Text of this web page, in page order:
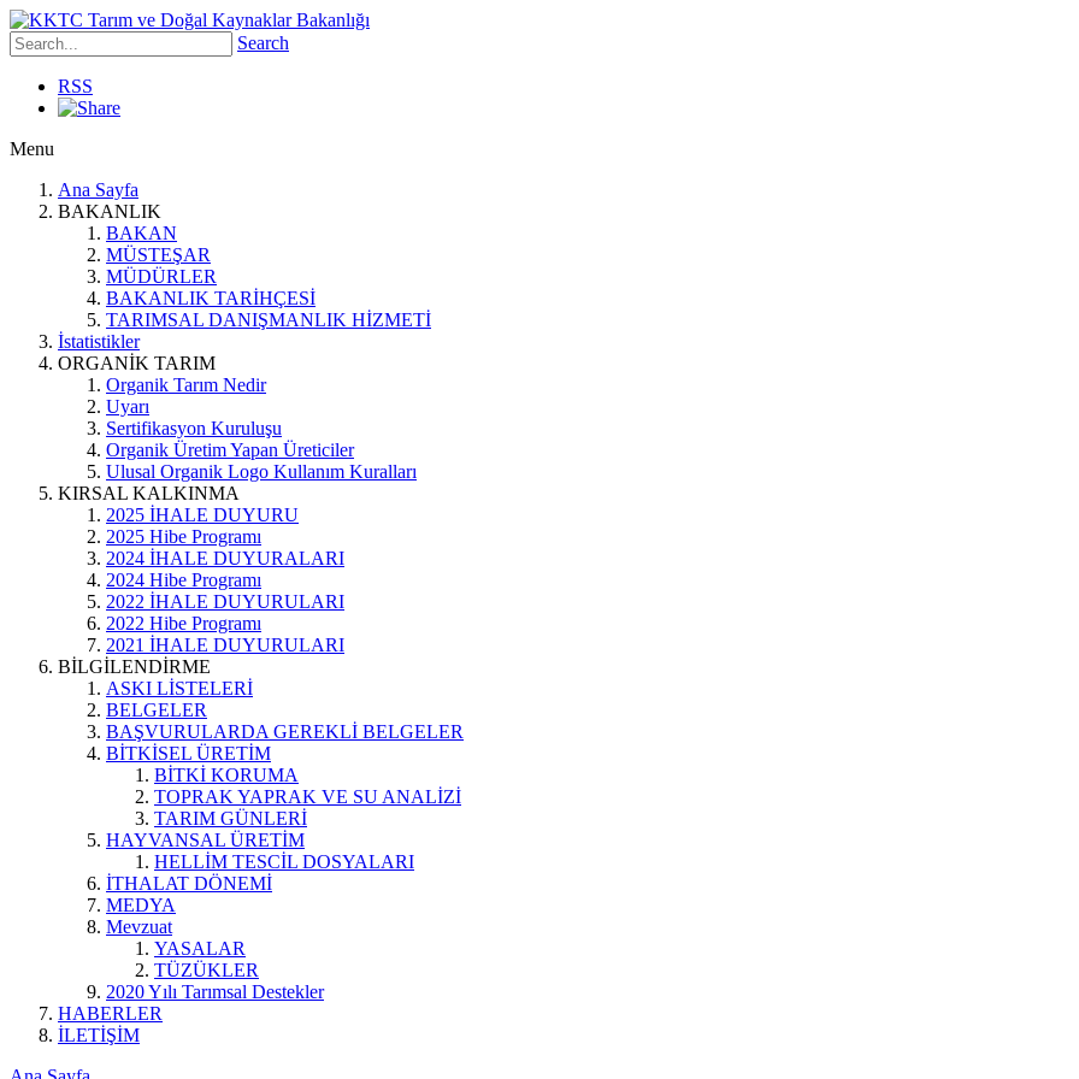
Search
RSS
Menu
Ana Sayfa
BAKANLIK
BAKAN
MÜSTEŞAR
MÜDÜRLER
BAKANLIK TARİHÇESİ
TARIMSAL DANIŞMANLIK HİZMETİ
İstatistikler
ORGANİK TARIM
Organik Tarım Nedir
Uyarı
Sertifikasyon Kuruluşu
Organik Üretim Yapan Üreticiler
Ulusal Organik Logo Kullanım Kuralları
KIRSAL KALKINMA
2025 İHALE DUYURU
2025 Hibe Programı
2024 İHALE DUYURALARI
2024 Hibe Programı
2022 İHALE DUYURULARI
2022 Hibe Programı
2021 İHALE DUYURULARI
BİLGİLENDİRME
ASKI LİSTELERİ
BELGELER
BAŞVURULARDA GEREKLİ BELGELER
BİTKİSEL ÜRETİM
BİTKİ KORUMA
TOPRAK YAPRAK VE SU ANALİZİ
TARIM GÜNLERİ
HAYVANSAL ÜRETİM
HELLİM TESCİL DOSYALARI
İTHALAT DÖNEMİ
MEDYA
Mevzuat
YASALAR
TÜZÜKLER
2020 Yılı Tarımsal Destekler
HABERLER
İLETİŞİM